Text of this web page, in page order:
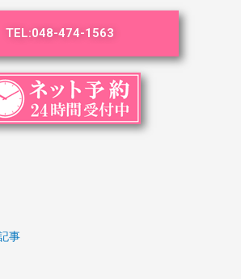
TEL:048-474-1563
事